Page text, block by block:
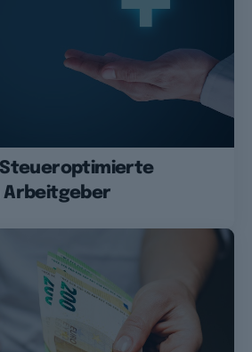
Arbeitgeber